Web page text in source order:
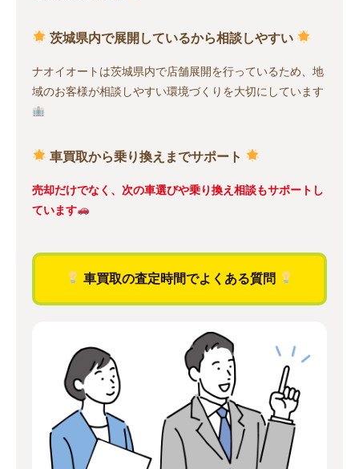
茨城県内で展開しているから相談しやすい
ナオイオートは茨城県内で店舗展開を行っているため、地
域のお客様が相談しやすい環境づくりを大切にしています
車買取から乗り換えまでサポート
売却だけでなく、次の車選びや乗り換え相談もサポートし
ています
車買取の査定時間でよくある質問